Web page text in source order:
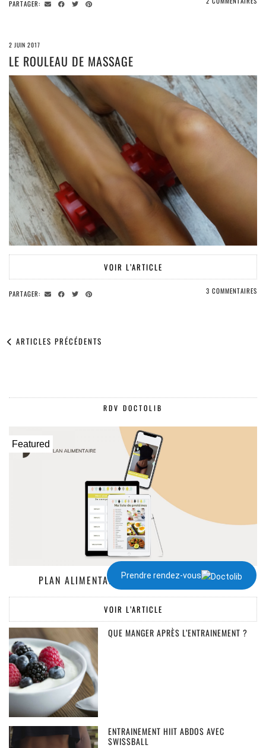
PARTAGER:
2 JUIN 2017
LE ROULEAU DE MASSAGE
VOIR L’ARTICLE
PARTAGER: 3 COMMENTAIRES
ARTICLES PRÉCÉDENTS
RDV DOCTOLIB
Prendre rendez-vous
Featured
PLAN ALIMENTAIRE DE 1300 À 2000 KCAL
VOIR L’ARTICLE
QUE MANGER APRÈS L’ENTRAINEMENT ?
ENTRAINEMENT HIIT ABDOS AVEC
SWISSBALL